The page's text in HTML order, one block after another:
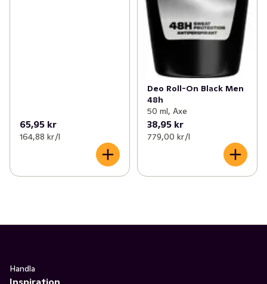
65,95 kr
164,88 kr /l
Deo Roll-On Black Men
48h
50 ml, Axe
38,95 kr
779,00 kr /l
Handla
Inspiration